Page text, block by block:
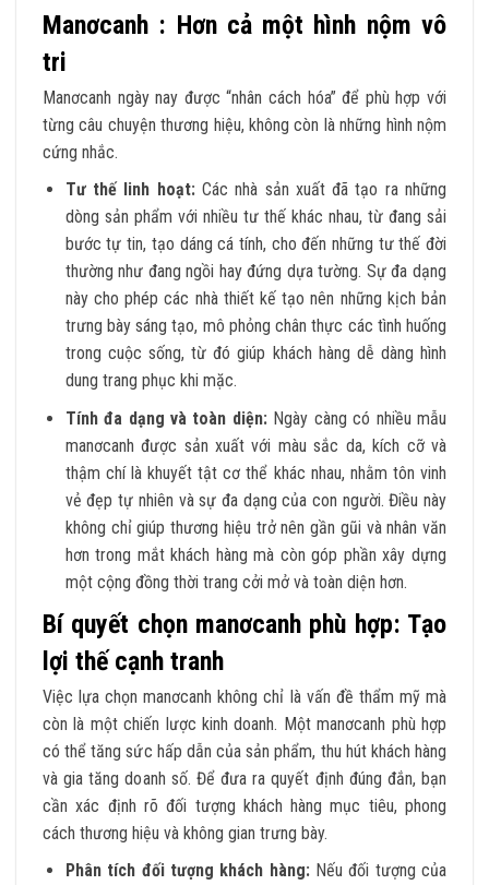
Manơcanh : Hơn cả một hình nộm vô
tri
Manơcanh ngày nay được “nhân cách hóa” để phù hợp với
từng câu chuyện thương hiệu, không còn là những hình nộm
cứng nhắc.
Tư thế linh hoạt:Các nhà sản xuất đã tạo ra những
dòng sản phẩm với nhiều tư thế khác nhau, từ đang sải
bước tự tin, tạo dáng cá tính, cho đến những tư thế đời
thường như đang ngồi hay đứng dựa tường. Sự đa dạng
này cho phép các nhà thiết kế tạo nên những kịch bản
trưng bày sáng tạo, mô phỏng chân thực các tình huống
trong cuộc sống, từ đó giúp khách hàng dễ dàng hình
dung trang phục khi mặc.
Tính đa dạng và toàn diện:Ngày càng có nhiều mẫu
manơcanh được sản xuất với màu sắc da, kích cỡ và
thậm chí là khuyết tật cơ thể khác nhau, nhằm tôn vinh
vẻ đẹp tự nhiên và sự đa dạng của con người. Điều này
không chỉ giúp thương hiệu trở nên gần gũi và nhân văn
hơn trong mắt khách hàng mà còn góp phần xây dựng
một cộng đồng thời trang cởi mở và toàn diện hơn.
Bí quyết chọn manơcanh phù hợp: Tạo
lợi thế cạnh tranh
Việc lựa chọn manơcanh không chỉ là vấn đề thẩm mỹ mà
còn là một chiến lược kinh doanh. Một manơcanh phù hợp
có thể tăng sức hấp dẫn của sản phẩm, thu hút khách hàng
và gia tăng doanh số. Để đưa ra quyết định đúng đắn, bạn
cần xác định rõ đối tượng khách hàng mục tiêu, phong
cách thương hiệu và không gian trưng bày.
Phân tích đối tượng khách hàng:Nếu đối tượng của